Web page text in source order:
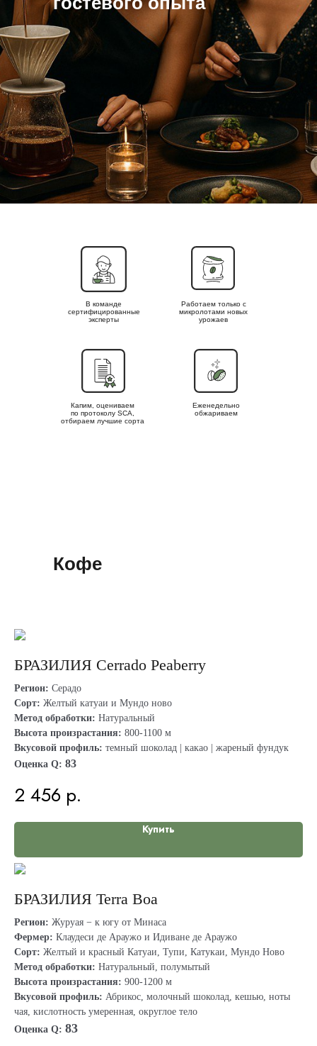
Капим, оцениваем
по протоколу SCA,
отбираем лучшие сорта
Еженедельно
обжариваем
В команде
сертифицированные
эксперты
Работаем только с
микролотами новых
урожаев
Кофе
БРАЗИЛИЯ Cerrado Peaberry
Регион: Серадо
Сорт: Желтый катуаи и Мундо ново
Метод обработки: Натуральный
Высота произрастания: 800-1100 м
Вкусовой профиль: темный шоколад | какао | жареный фундук
Оценка Q: 83
2 456 р.
Купить
БРАЗИЛИЯ Terra Boa
Регион: Журуая − к югу от Минаса
Фермер: Клаудеси де Араужо и Идиване де Араужо
Сорт: Желтый и красный Катуаи, Тупи, Катукаи, Мундо Ново
Метод обработки: Натуральный, полумытый
Высота произрастания: 900-1200 м
Вкусовой профиль: Абрикос, молочный шоколад, кешью, ноты
чая, кислотность умеренная, округлое тело
Оценка Q: 83